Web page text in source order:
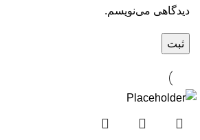
دیدگاهی می‌نویسم.